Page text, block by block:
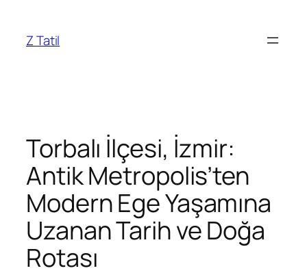
Z Tatil
Torbalı İlçesi, İzmir:
Antik Metropolis’ten
Modern Ege Yaşamına
Uzanan Tarih ve Doğa
Rotası